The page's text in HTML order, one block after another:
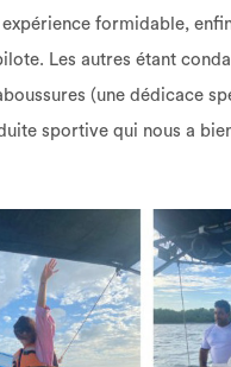
formidable,
Les autres étant
(une dédicace
sportive qui nous a